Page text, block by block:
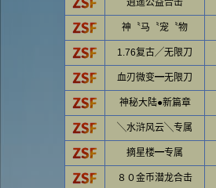
逍遥公益合击
神〝马〝宠〝物
1.76复古╱无限刀
血刃微变━无限刀
神秘大陆●新篇章
╲水浒风云╲专属
摘星楼━专属
８０金币潜龙合击